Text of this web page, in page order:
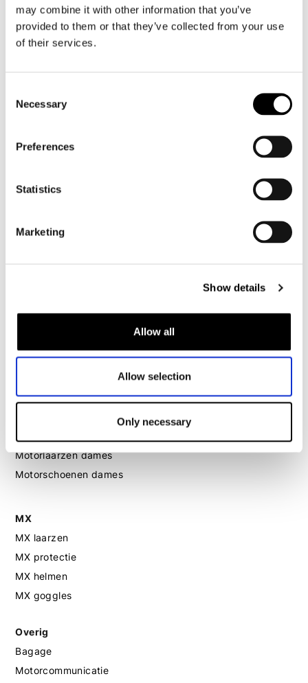
may combine it with other information that you’ve
provided to them or that they’ve collected from your use
of their services.
Selection
Necessary
Preferences
Statistics
Marketing
Show details
Allow all
Allow selection
Only necessary
Motorpak heren
Motorjeans heren
Motorschoenen heren
Dames
Motorhandschoenen dames
Motorlaarzen dames
Motorschoenen dames
MX
MX laarzen
MX protectie
MX helmen
MX goggles
Overig
Bagage
Motorcommunicatie